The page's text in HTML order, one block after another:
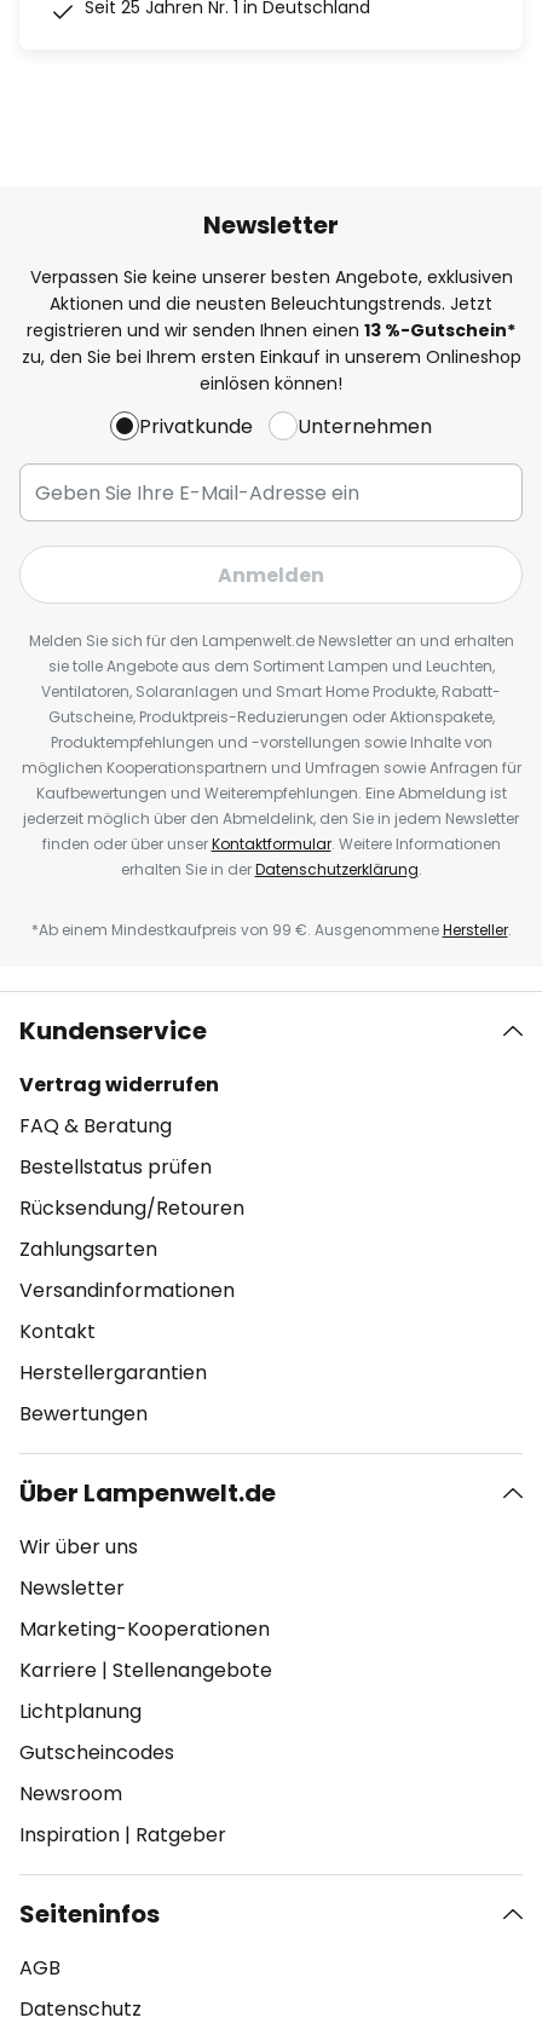
Seit 25 Jahren Nr. 1 in Deutschland
Newsletter
Verpassen Sie keine unserer besten Angebote, exklusiven
Aktionen und die neusten Beleuchtungstrends. Jetzt
registrieren und wir senden Ihnen einen 13 %-Gutschein*
zu, den Sie bei Ihrem ersten Einkauf in unserem Onlineshop
einlösen können!
Privatkunde Unternehmen
Anmelden
Melden Sie sich für den Lampenwelt.de Newsletter an und erhalten
sie tolle Angebote aus dem Sortiment Lampen und Leuchten,
Ventilatoren, Solaranlagen und Smart Home Produkte, Rabatt-
Gutscheine, Produktpreis-Reduzierungen oder Aktionspakete,
Produktempfehlungen und -vorstellungen sowie Inhalte von
möglichen Kooperationspartnern und Umfragen sowie Anfragen für
Kaufbewertungen und Weiterempfehlungen. Eine Abmeldung ist
jederzeit möglich über den Abmeldelink, den Sie in jedem Newsletter
finden oder über unserKontaktformular. Weitere Informationen
erhalten Sie in derDatenschutzerklärung.
*Ab einem Mindestkaufpreis von 99 €. AusgenommeneHersteller.
Kundenservice
Vertrag widerrufen
FAQ & Beratung
Bestellstatus prüfen
Rücksendung/Retouren
Zahlungsarten
Versandinformationen
Kontakt
Herstellergarantien
Bewertungen
Über Lampenwelt.de
Wir über uns
Newsletter
Marketing-Kooperationen
Karriere | Stellenangebote
Lichtplanung
Gutscheincodes
Newsroom
Inspiration | Ratgeber
Seiteninfos
AGB
Datenschutz